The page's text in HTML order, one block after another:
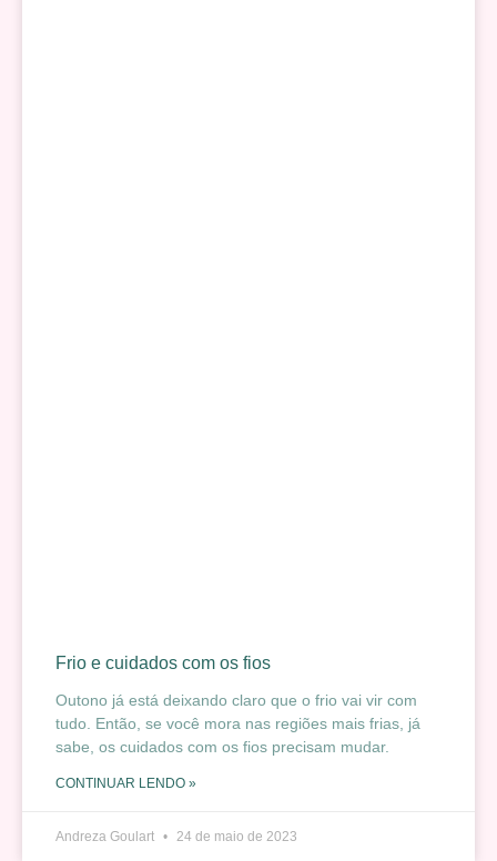
Frio e cuidados com os fios
Outono já está deixando claro que o frio vai vir com
tudo. Então, se você mora nas regiões mais frias, já
sabe, os cuidados com os fios precisam mudar.
CONTINUAR LENDO »
Andreza Goulart 24 de maio de 2023